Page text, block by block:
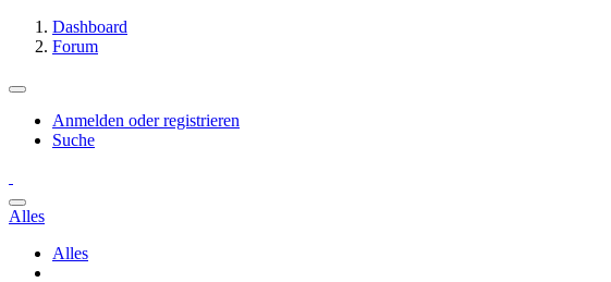
Dashboard
Forum
Anmelden oder registrieren
Suche
Alles
Alles